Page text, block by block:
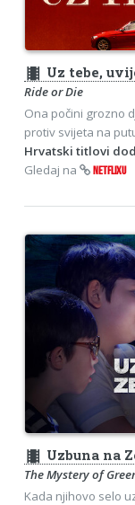
theaters Uz tebe,
Ride or Die
Ona počini grozno
protiv svijeta na
Hrvatski titlovi
Gledaj na
NETFLIXU
theaters Uzbuna na
The Mystery of
Kada njihovo selo